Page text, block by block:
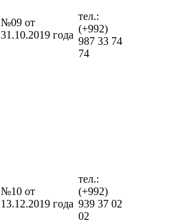
№09 от
31.10.2019 года
тел.:
(+992)
987 33 74
74
№10 от
13.12.2019 года
тел.:
(+992)
939 37 02
02